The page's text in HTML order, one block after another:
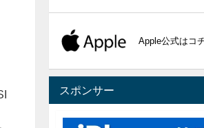
Apple公式はコ
スポンサー